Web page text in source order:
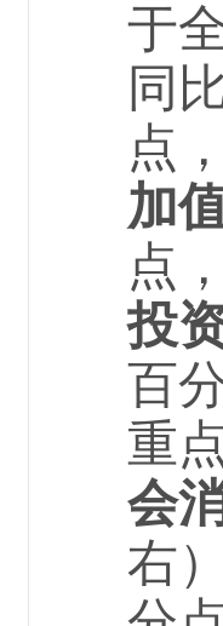
于
同
点
加
点
投
百
重
会
右